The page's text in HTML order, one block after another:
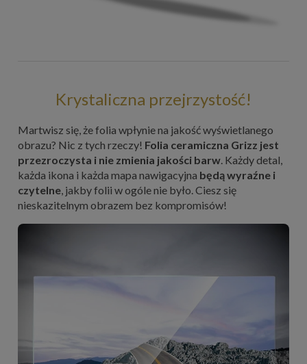
Krystaliczna przejrzystość!
Martwisz się, że folia wpłynie na jakość wyświetlanego
obrazu? Nic z tych rzeczy! Folia ceramiczna Grizz jest
przezroczysta i nie zmienia jakości barw. Każdy detal,
każda ikona i każda mapa nawigacyjna będą wyraźne i
czytelne, jakby folii w ogóle nie było. Ciesz się
nieskazitelnym obrazem bez kompromisów!